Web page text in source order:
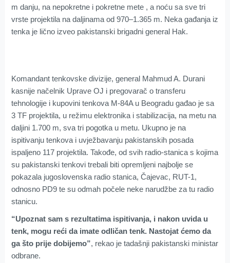
m danju, na nepokretne i pokretne mete , a noću sa sve tri
vrste projektila na daljinama od 970–1.365 m. Neka gađanja iz
tenka je lično izveo pakistanski brigadni general Hak.
Komandant tenkovske divizije, general Mahmud A. Durani
kasnije načelnik Uprave OJ i pregovarač o transferu
tehnologije i kupovini tenkova M-84A u Beogradu gađao je sa
3 TF projektila, u režimu elektronika i stabilizacija, na metu na
daljini 1.700 m, sva tri pogotka u metu. Ukupno je na
ispitivanju tenkova i uvježbavanju pakistanskih posada
ispaljeno 117 projektila. Takođe, od svih radio-stanica s kojima
su pakistanski tenkovi trebali biti opremljeni najbolje se
pokazala jugoslovenska radio stanica, Čajevac, RUT-1,
odnosno PD9 te su odmah počele neke narudžbe za tu radio
stanicu.
“Upoznat sam s rezultatima ispitivanja, i nakon uvida u
tenk, mogu reći da imate odličan tenk. Nastojat ćemo da
ga što prije dobijemo”, rekao je tadašnji pakistanski ministar
odbrane.